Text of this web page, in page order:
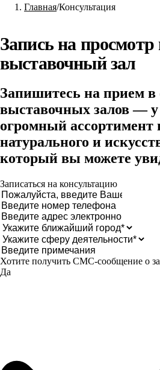
Главная Консультация
Запись на просмотр
выставочный зал
Запишитесь на прием
выставочных залов — у
огромный ассортимент
натурального и
который вы можете
Записаться на консультацию
Хотите получить CМС-сообщение о
Да